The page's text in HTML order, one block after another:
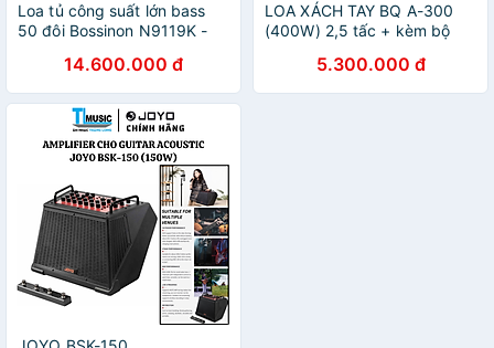
Loa tủ công suất lớn bass
50 đôi Bossinon N9119K -
Chính Hãng14.600.000 đ
LOA XÁCH TAY BQ A-300
(400W) 2,5 tấc + kèm bộ
chính hãng5.300.000 đ